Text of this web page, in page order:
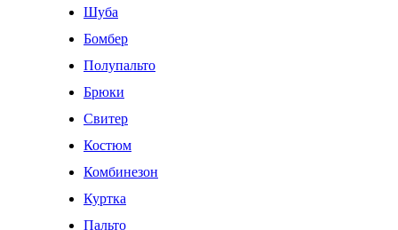
Шуба
Бомбер
Полупальто
Брюки
Свитер
Костюм
Комбинезон
Куртка
Пальто